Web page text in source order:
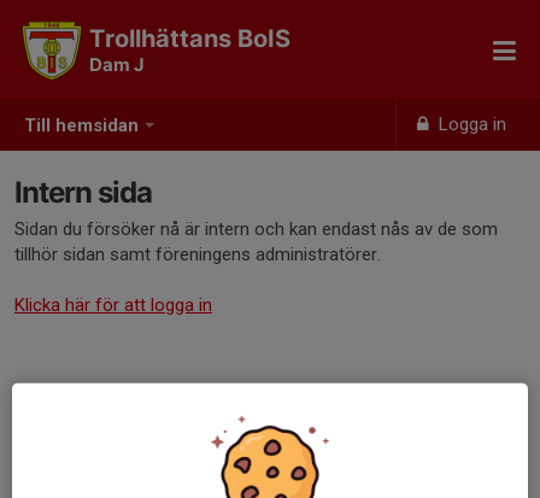
Till hemsidan Logga in
Trollhättans BoIS
Dam J
Intern sida
Sidan du försöker nå är intern och kan endast nås av de som
tillhör sidan samt föreningens administratörer.
Klicka här för att logga in